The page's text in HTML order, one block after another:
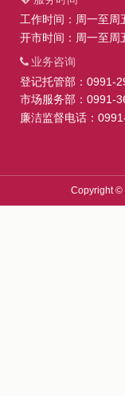
工作时间：周一至
开市时间：周一至
业务咨询
登记托管部：0991-
市场服务部：0991-
廉洁监督电话：
Copyright ©